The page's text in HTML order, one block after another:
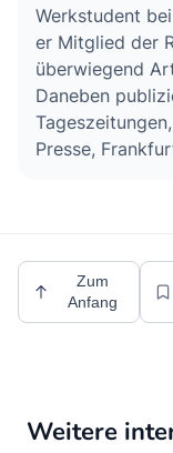
Werkstudent
er Mitglied der
überwiegend
Daneben
Presse,
Zum
Anfang
Weitere